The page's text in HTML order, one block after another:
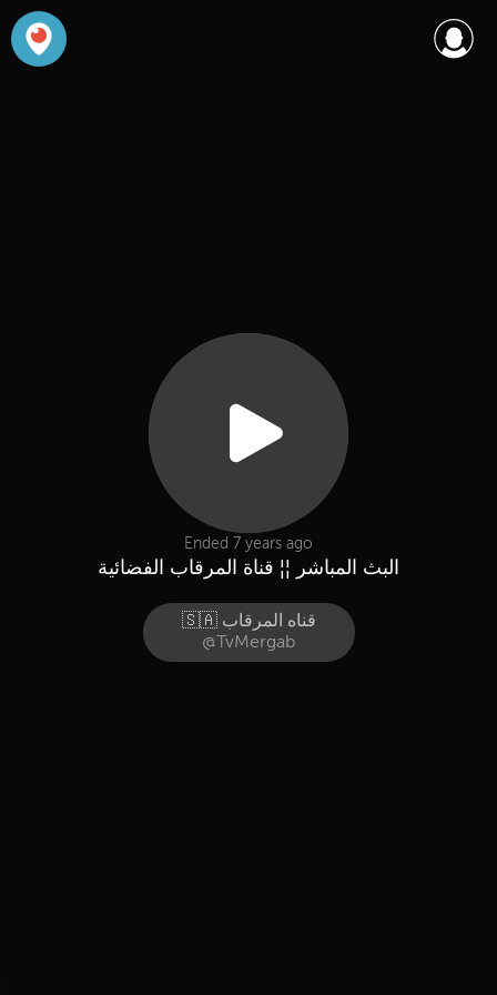
Ended 7 years ago
البث المباشر ¦¦ قناة المرقاب الفضائية
🇸🇦 قناه المرقاب
@TvMergab